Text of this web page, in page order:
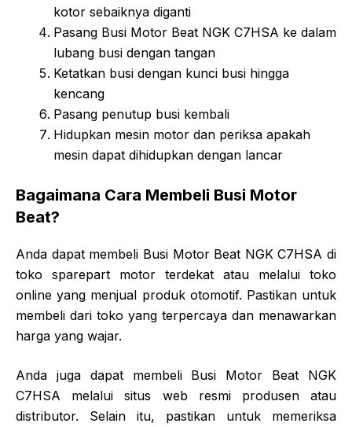
kotor sebaiknya diganti
Pasang Busi Motor Beat NGK C7HSA ke dalam
lubang busi dengan tangan
Ketatkan busi dengan kunci busi hingga
kencang
Pasang penutup busi kembali
Hidupkan mesin motor dan periksa apakah
mesin dapat dihidupkan dengan lancar
Bagaimana Cara Membeli Busi Motor
Beat?
Anda dapat membeli Busi Motor Beat NGK C7HSA di
toko sparepart motor terdekat atau melalui toko
online yang menjual produk otomotif. Pastikan untuk
membeli dari toko yang terpercaya dan menawarkan
harga yang wajar.
Anda juga dapat membeli Busi Motor Beat NGK
C7HSA melalui situs web resmi produsen atau
distributor. Selain itu, pastikan untuk memeriksa